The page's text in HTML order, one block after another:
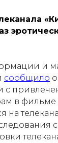
и
сообщило
с
в фильме
на